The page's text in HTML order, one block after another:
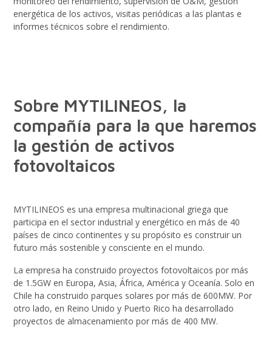
energética de los activos, visitas periódicas a las plantas e
informes técnicos sobre el rendimiento.
Sobre MYTILINEOS, la
compañía para la que haremos
la gestión de activos
fotovoltaicos
MYTILINEOS es una empresa multinacional griega que
participa en el sector industrial y energético en más de 40
países de cinco continentes y su propósito es construir un
futuro más sostenible y consciente en el mundo.
La empresa ha construido proyectos fotovoltaicos por más
de 1.5GW en Europa, Asia, África, América y Oceanía. Solo en
Chile ha construido parques solares por más de 600MW. Por
otro lado, en Reino Unido y Puerto Rico ha desarrollado
proyectos de almacenamiento por más de 400 MW.